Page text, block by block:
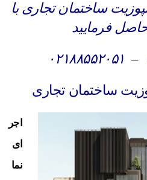
ساختمان تجاری با
فرمایید
– ۰۲۱۸۸۵۵۲۰۵۱
ساختمان تجاری
اجر
ای
نما